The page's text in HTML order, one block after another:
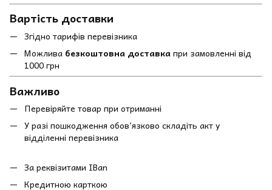
Вартість доставки
Згідно тарифів перевізника
Можлива безкоштовна доставкапри замовленні від
1000 грн
Важливо
Перевіряйте товар при отриманні
У разі пошкодження обов’язково складіть акт у
відділенні перевізника
За реквізитами IBan
Кредитною карткою